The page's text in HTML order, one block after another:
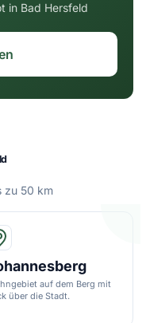
in Bad Hersfeld
zu 50 km
auf dem Berg mit
über die Stadt.